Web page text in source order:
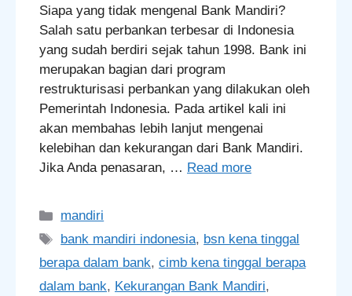
Siapa yang tidak mengenal Bank Mandiri?
Salah satu perbankan terbesar di Indonesia
yang sudah berdiri sejak tahun 1998. Bank ini
merupakan bagian dari program
restrukturisasi perbankan yang dilakukan oleh
Pemerintah Indonesia. Pada artikel kali ini
akan membahas lebih lanjut mengenai
kelebihan dan kekurangan dari Bank Mandiri.
Jika Anda penasaran, … Read more
Categories
mandiri
Tags
bank mandiri indonesia, bsn kena tinggal
berapa dalam bank, cimb kena tinggal berapa
dalam bank, Kekurangan Bank Mandiri,